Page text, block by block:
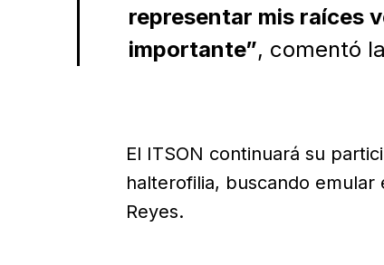
representar mis raíces
importante”, comentó
El ITSON continuará su
halterofilia, buscando
Reyes.